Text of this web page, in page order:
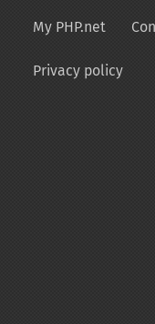
My PHP.net
Privacy policy